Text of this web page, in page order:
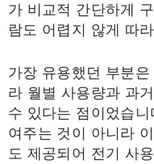
가 비교적 간단하게
람도 어렵지 않게 따
가장 유용했던 부분
라 월별 사용량과 과
수 있다는 점이었습
여주는 것이 아니라
도 제공되어 전기 사